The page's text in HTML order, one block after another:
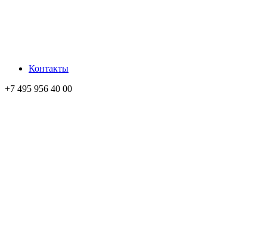
Контакты
+7 495 956 40 00